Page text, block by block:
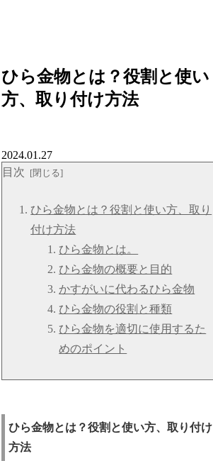
ひら金物とは？役割と使い
方、取り付け方法
2024.01.27
目次
ひら金物とは？役割と使い方、取り
付け方法
ひら金物とは。
ひら金物の概要と目的
かすがいに代わるひら金物
ひら金物の役割と種類
ひら金物を適切に使用するた
めのポイント
ひら金物とは？役割と使い方、取り付け
方法